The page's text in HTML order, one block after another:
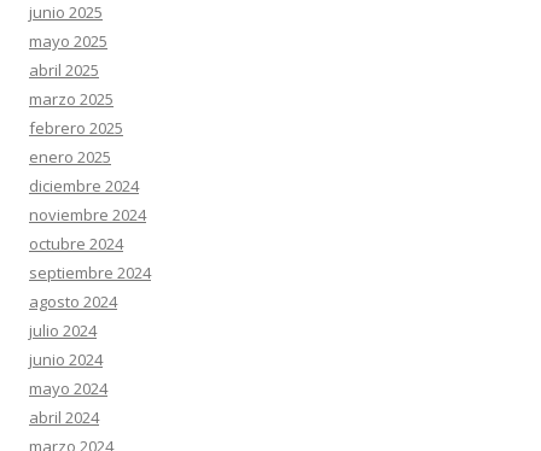
junio 2025
mayo 2025
abril 2025
marzo 2025
febrero 2025
enero 2025
diciembre 2024
noviembre 2024
octubre 2024
septiembre 2024
agosto 2024
julio 2024
junio 2024
mayo 2024
abril 2024
marzo 2024